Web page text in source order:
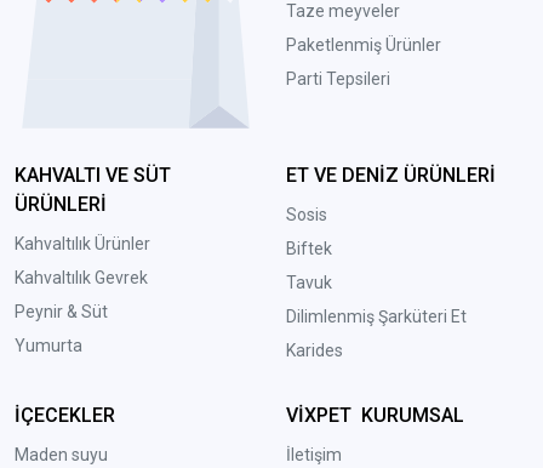
Taze meyveler
Paketlenmiş Ürünler
Parti Tepsileri
KAHVALTI VE SÜT
ÜRÜNLERİ
Kahvaltılık Ürünler
Kahvaltılık Gevrek
Peynir & Süt
Yumurta
ET VE DENİZ ÜRÜNLERİ
Sosis
Biftek
Tavuk
Dilimlenmiş Şarküteri Et
Karides
İÇECEKLER
Maden suyu
VİXPET KURUMSAL
İletişim